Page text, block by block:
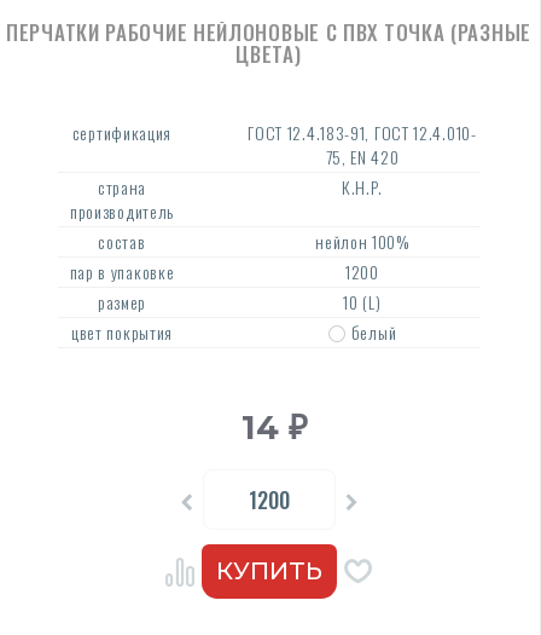
ПЕРЧАТКИ РАБОЧИЕ НЕЙЛОНОВЫЕ С ПВХ ТОЧКА (РАЗНЫЕ
ЦВЕТА)
сертификация
ГОСТ 12.4.183-91, ГОСТ 12.4.010-
75, EN 420
страна
производитель
К.Н.Р.
состав
нейлон 100%
пар в упаковке
1200
размер
10 (L)
цвет покрытия
белый
14 ₽